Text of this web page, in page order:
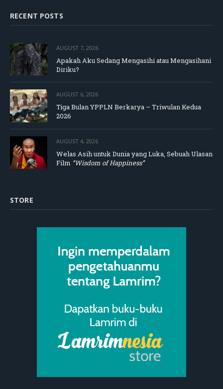
RECENT POSTS
AUGUST 7, 2026
Apakah Aku Sedang Mengasihi atau Mengasihani
Diriku?
AUGUST 6, 2026
Tiga Bulan YPPLN Berkarya – Triwulan Kedua
2026
AUGUST 4, 2026
Welas Asih untuk Dunia yang Luka, Sebuah Ulasan
Film “Wisdom of Happiness”
STORE